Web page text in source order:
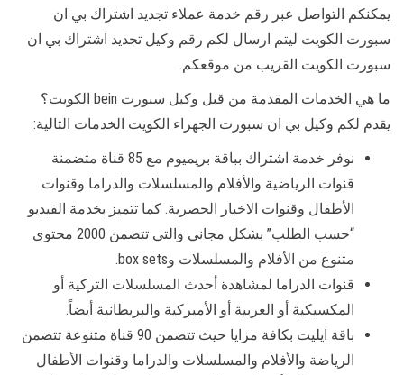
يمكنكم التواصل عبر رقم خدمة عملاء تجديد اشتراك بي ان
سبورت الكويت ليتم ارسال لكم رقم وكيل تجديد اشتراك بي ان
سبورت الكويت القريب من موقعكم.
ما هي الخدمات المقدمة من قبل وكيل سبورت bein الكويت؟
يقدم لكم وكيل بي ان سبورت الجهراء الكويت الخدمات التالية:
نوفر خدمة اشتراك بباقة بريميوم مع 85 قناة متضمنة
قنوات الرياضية والأفلام والمسلسلات والدراما وقنوات
الأطفال وقنوات الاخبار الحصرية. كما تتميز بخدمة الفيديو
“حسب الطلب” بشكل مجاني والتي تتضمن 2000 محتوى
متنوع من الأفلام والمسلسلات وbox sets.
قنوات الدراما لمشاهدة أحدث المسلسلات التركية أو
المكسيكية أو العربية أو الأميركية والبريطانية أيضاً.
باقة ايليت بكافة مزايا حيث تتضمن 90 قناة متنوعة تتضمن
الرياضة والأفلام والمسلسلات والدراما وقنوات الأطفال